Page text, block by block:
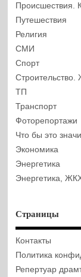
Происшествия.
Путешествия
Религия
СМИ
Спорт
Строительство.
ТП
Транспорт
Фоторепортажи
Что бы это
Экономика
Энергетика
Энергетика,
Страницы
Контакты
Политика
Репертуар